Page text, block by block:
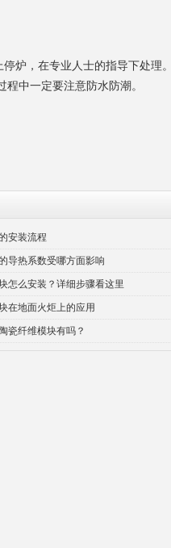
炉，在专业人士的指导下处理
中一定要注意防水防潮。
安装流程
导热系数受哪方面影响
怎么安装？详细步骤看这里
在地面火炬上的应用
瓷纤维模块有吗？